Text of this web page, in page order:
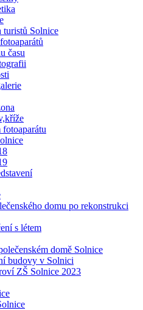
turistů Solnice
času
fotoaparátu
domu po rekonstrukci
s létem
domě Solnice
budovy v Solnici
ZŠ Solnice 2023